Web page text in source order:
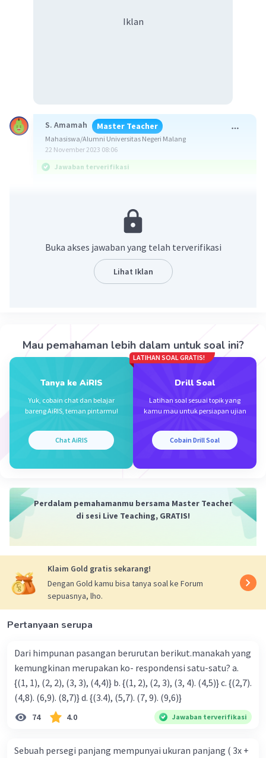
Iklan
S. Amamah Master Teacher
Mahasiswa/Alumni Universitas Negeri Malang
22 November 2023 08:06
Jawaban terverifikasi
pembilangnya
1/4, 2/5, 3/2 KPK dari 4, 5, dan 2 adalah 20
diperoleh dari terbesar 30/20, 8/20, dan 5/20
Buka akses jawaban yang telah terverifikasi
Lihat Iklan
Mau pemahaman lebih dalam untuk soal ini?
Tanya ke AiRIS
Yuk, cobain chat dan belajar
bareng AiRIS, teman pintarmu!
Chat AiRIS
LATIHAN SOAL GRATIS!
Drill Soal
Latihan soal sesuai topik yang
kamu mau untuk persiapan ujian
Cobain Drill Soal
Perdalam pemahamanmu bersama Master Teacher
di sesi Live Teaching, GRATIS!
Klaim Gold gratis sekarang!
Dengan Gold kamu bisa tanya soal ke Forum
sepuasnya, lho.
Pertanyaan serupa
Dari himpunan pasangan berurutan berikut.manakah yang
kemungkinan merupakan ko- respondensi satu-satu? a.
{(1, 1), (2, 2), (3, 3), (4,4)} b. {(1, 2), (2, 3), (3, 4). (4,5)} c. {(2,7).
(4,8). (6,9). (8,7)} d. {(3.4), (5,7). (7, 9). (9,6)}
74 4.0 Jawaban terverifikasi
Sebuah persegi panjang mempunyai ukuran panjang ( 3x +